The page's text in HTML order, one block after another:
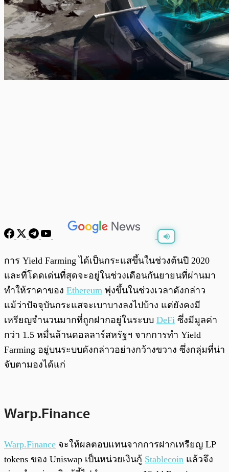
0:00/
การ Yield Farming ได้เป็นกระแสขึ้นในช่วงต้นปี 2020
และที่โดดเด่นที่สุดจะอยู่ในช่วงเดือนกันยายนที่ผ่านมา
ทำให้ราคาของ Ethereum พุ่งขึ้นในช่วงเวลาดังกล่าว
แม้ว่าปัจจุบันกระแสจะเบาบางลงไปบ้าง แต่ยังคงมี
เหรียญจำนวนมากที่ถูกฝากอยู่ในระบบ DeFi ซึ่งมีมูลค่า
กว่า 1.5 หมื่นล้านดอลลาร์สหรัฐฯ จากการทำ Yield
Farming อยู่บนระบบดังกล่าวอย่างกว้างขวาง ซึ่งกลุ่มที่น่า
จับตามองได้แก่
Warp.Finance
Warp.Finance จะให้ผลตอบแทนจากการฝากเหรียญ LP
tokens ของ Uniswap เป็นหน่วยเงินกู้ Stablecoin แล้วจึง